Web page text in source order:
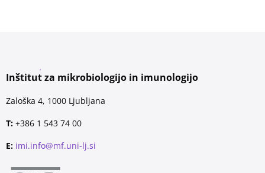
Inštitut za mikrobiologijo in imunologijo
Zaloška 4, 1000 Ljubljana
T: +386 1 543 74 00
E: imi.info@mf.uni-lj.si